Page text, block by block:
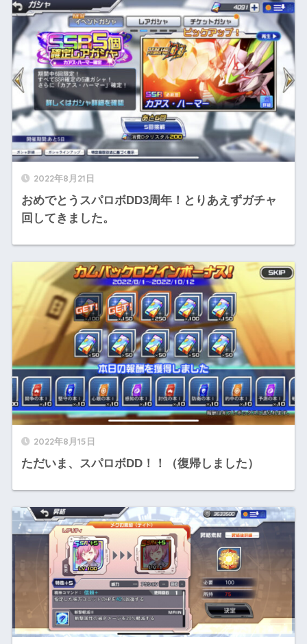
2022年8月21日
おめでとうスパロボDD3周年！とりあえずガチャ
回してきました。
2022年8月15日
ただいま、スパロボDD！！（復帰しました）